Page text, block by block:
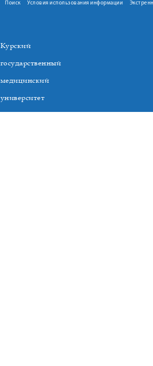
Поиск Условия использования информации
Курский
государственный
медицинский
университет